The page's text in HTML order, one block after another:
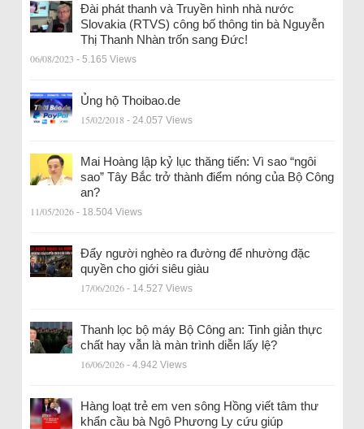
Đài phát thanh và Truyền hình nhà nước
Slovakia (RTVS) công bố thông tin bà Nguyễn
Thị Thanh Nhàn trốn sang Đức!
06/08/2023 - 5.165 Views
Ủng hộ Thoibao.de
15/02/2018 - 24.057 Views
Mai Hoàng lập kỷ lục thăng tiến: Vì sao “ngôi
sao” Tây Bắc trở thành điểm nóng của Bộ Công
an?
11/05/2026 - 18.504 Views
Đẩy người nghèo ra đường để nhường đặc
quyền cho giới siêu giàu
17/06/2026 - 14.527 Views
Thanh lọc bộ máy Bộ Công an: Tinh giản thực
chất hay vẫn là màn trình diễn lấy lệ?
16/06/2026 - 4.942 Views
Hàng loạt trẻ em ven sông Hồng viết tâm thư
khẩn cầu bà Ngô Phương Ly cứu giúp